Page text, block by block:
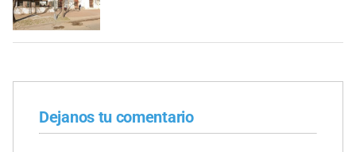
Dejanos tu comentario